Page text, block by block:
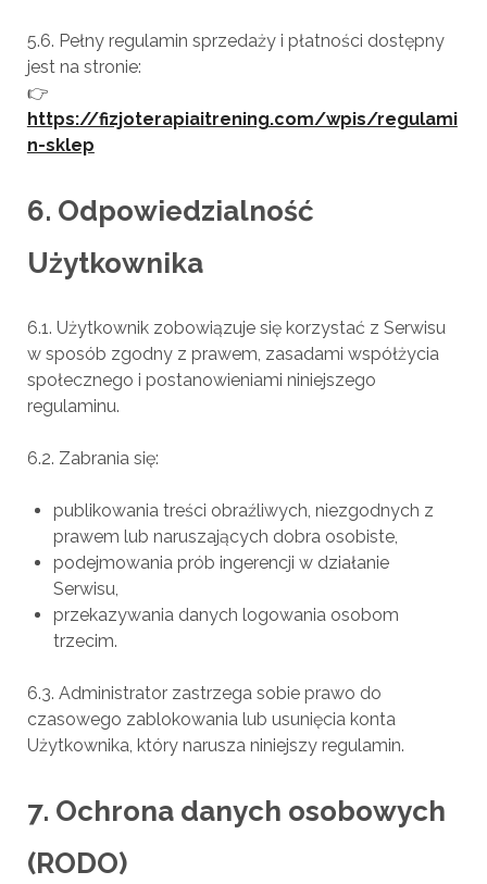
5.6. Pełny regulamin sprzedaży i płatności dostępny
jest na stronie:
👉
https://fizjoterapiaitrening.com/wpis/regulami
n-sklep
6. Odpowiedzialność
Użytkownika
6.1. Użytkownik zobowiązuje się korzystać z Serwisu
w sposób zgodny z prawem, zasadami współżycia
społecznego i postanowieniami niniejszego
regulaminu.
6.2. Zabrania się:
publikowania treści obraźliwych, niezgodnych z
prawem lub naruszających dobra osobiste,
podejmowania prób ingerencji w działanie
Serwisu,
przekazywania danych logowania osobom
trzecim.
6.3. Administrator zastrzega sobie prawo do
czasowego zablokowania lub usunięcia konta
Użytkownika, który narusza niniejszy regulamin.
7. Ochrona danych osobowych
(RODO)